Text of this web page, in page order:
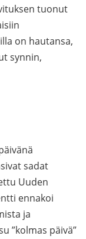
tuonut
on hautansa,
synnin,
sadat
Uuden
ennakoi
ja
”kolmas päivä”